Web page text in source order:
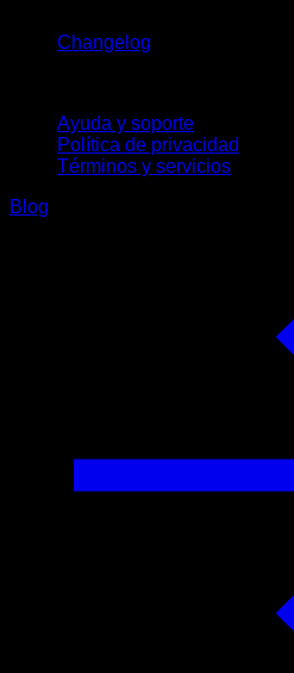
Changelog
Ayuda y soporte
Política de privacidad
Términos y servicios
Blog